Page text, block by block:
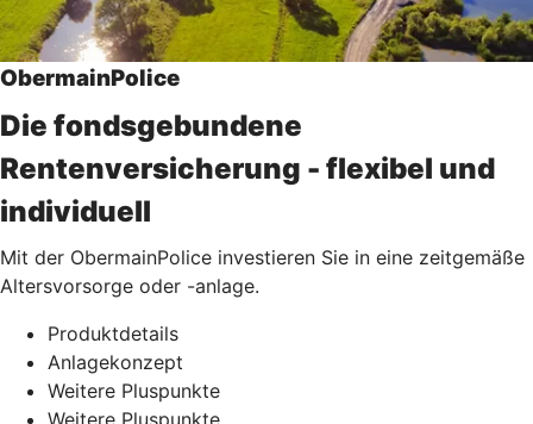
ObermainPolice
Die fondsgebundene
Rentenversicherung - flexibel und
individuell
Mit der ObermainPolice investieren Sie in eine zeitgemäße
Altersvorsorge oder -anlage.
Produktdetails
Anlagekonzept
Weitere Pluspunkte
Weitere Pluspunkte